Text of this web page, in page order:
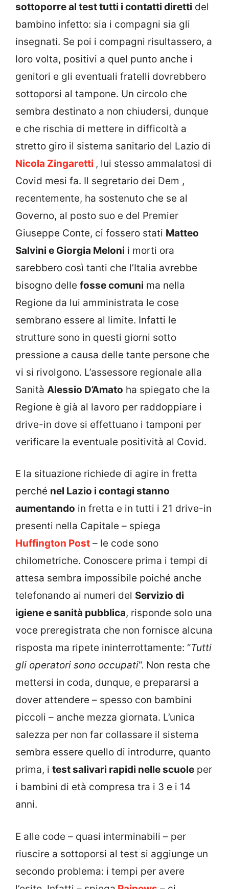
sottoporre al test tutti i contatti diretti del
bambino infetto: sia i compagni sia gli
insegnati. Se poi i compagni risultassero, a
loro volta, positivi a quel punto anche i
genitori e gli eventuali fratelli dovrebbero
sottoporsi al tampone. Un circolo che
sembra destinato a non chiudersi, dunque
e che rischia di mettere in difficoltà a
stretto giro il sistema sanitario del Lazio di
Nicola Zingaretti , lui stesso ammalatosi di
Covid mesi fa. Il segretario dei Dem ,
recentemente, ha sostenuto che se al
Governo, al posto suo e del Premier
Giuseppe Conte, ci fossero stati Matteo
Salvini e Giorgia Meloni i morti ora
sarebbero così tanti che l’Italia avrebbe
bisogno delle fosse comuni ma nella
Regione da lui amministrata le cose
sembrano essere al limite. Infatti le
strutture sono in questi giorni sotto
pressione a causa delle tante persone che
vi si rivolgono. L’assessore regionale alla
Sanità Alessio D’Amato ha spiegato che la
Regione è già al lavoro per raddoppiare i
drive-in dove si effettuano i tamponi per
verificare la eventuale positività al Covid.
E la situazione richiede di agire in fretta
perché nel Lazio i contagi stanno
aumentando in fretta e in tutti i 21 drive-in
presenti nella Capitale – spiega
Huffington Post – le code sono
chilometriche. Conoscere prima i tempi di
attesa sembra impossibile poiché anche
telefonando ai numeri del Servizio di
igiene e sanità pubblica, risponde solo una
voce preregistrata che non fornisce alcuna
risposta ma ripete ininterrottamente: “Tutti
gli operatori sono occupati“. Non resta che
mettersi in coda, dunque, e prepararsi a
dover attendere – spesso con bambini
piccoli – anche mezza giornata. L’unica
salezza per non far collassare il sistema
sembra essere quello di introdurre, quanto
prima, i test salivari rapidi nelle scuole per
i bambini di età compresa tra i 3 e i 14
anni.
E alle code – quasi interminabili – per
riuscire a sottoporsi al test si aggiunge un
secondo problema: i tempi per avere